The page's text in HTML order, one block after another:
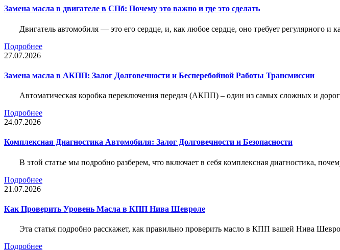
Замена масла в двигателе в СПб: Почему это важно и где это сделать
Двигатель автомобиля — это его сердце, и, как любое сердце, оно требует регулярного и
Подробнее
27.07.2026
Замена масла в АКПП: Залог Долговечности и Бесперебойной Работы Трансмиссии
Автоматическая коробка переключения передач (АКПП) – один из самых сложных и
Подробнее
24.07.2026
Комплексная Диагностика Автомобиля: Залог Долговечности и Безопасности
В этой статье мы подробно разберем, что включает в себя комплексная диагностика,
Подробнее
21.07.2026
Как Проверить Уровень Масла в КПП Нива Шевроле
Эта статья подробно расскажет, как правильно проверить масло в КПП вашей Нива
Подробнее